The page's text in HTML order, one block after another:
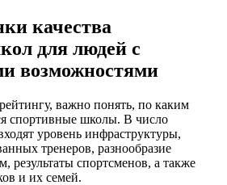
качества
для людей с
возможностями
важно понять, по каким
спортивные школы. В число
уровень инфраструктуры,
тренеров, разнообразие
результаты спортсменов, а также
и их семей.